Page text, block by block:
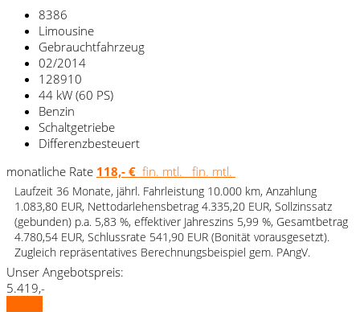
8386
Limousine
Gebrauchtfahrzeug
02/2014
128910
44 kW (60 PS)
Benzin
Schaltgetriebe
Differenzbesteuert
monatliche Rate 118,- € fin. mtl. fin. mtl.
Laufzeit 36 Monate, jährl. Fahrleistung 10.000 km, Anzahlung
1.083,80 EUR, Nettodarlehensbetrag 4.335,20 EUR, Sollzinssatz
(gebunden) p.a. 5,83 %, effektiver Jahreszins 5,99 %, Gesamtbetrag
4.780,54 EUR, Schlussrate 541,90 EUR (Bonität vorausgesetzt).
Zugleich repräsentatives Berechnungsbeispiel gem. PAngV.
Unser Angebotspreis:
5.419,-